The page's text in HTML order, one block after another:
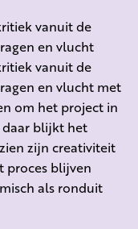
vanuit de
en vlucht
vanuit de
en vlucht met
om het project in
daar blijkt het
zijn creativiteit
proces blijven
als ronduit